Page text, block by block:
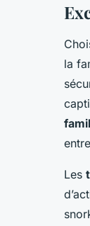
la
Les